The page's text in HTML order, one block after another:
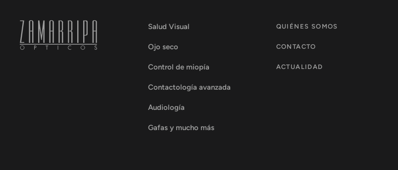
Salud Visual
Ojo seco
Control de miopía
Contactología avanzada
Audiología
Gafas y mucho más
QUIÉNES SOMOS
CONTACTO
ACTUALIDAD